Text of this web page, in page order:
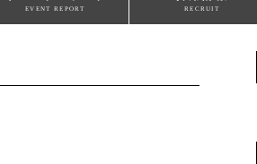
EVENT REPORT RECRUIT